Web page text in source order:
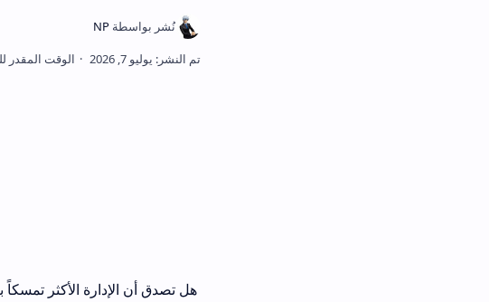
هل تصدق أن الإدارة الأكثر تمسكاً بالملفات الورقية